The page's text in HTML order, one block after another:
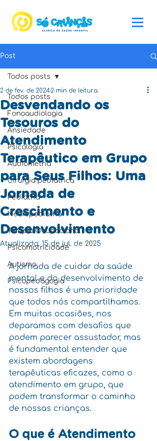
Post
Todos posts
Fonoaudiologia
Ansiedade
Psicologia
Audiometria
Cirurgia pediátrica
Pediatria
Neuropediatria
Terapia Ocupacional
Psicomotricidade
Autismo
Psicopedagogia
Todos posts
Desvendando os
Tesouros do
Atendimento
Terapêutico em Grupo
para Seus Filhos: Uma
Jornada de
Crescimento e
Desenvolvimento
2 de fev. de 20242 min de leitura
Atualizado: 15 de jul. de 2025
A jornada de cuidar da saúde
mental e do desenvolvimento de
nossos filhos é uma prioridade
que todos nós compartilhamos.
Em muitas ocasiões, nos
deparamos com desafios que
podem parecer assustador, mas
é fundamental entender que
existem abordagens
terapêuticas eficazes, como o
atendimento em grupo, que
podem transformar o caminho
de nossas crianças.
O que é Atendimento